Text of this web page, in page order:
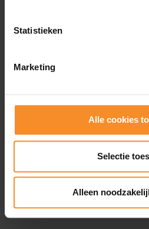
Statistieken
Marketing
Alle cookies
Selectie
Alleen
NIKE
Air Zoom Victory EK